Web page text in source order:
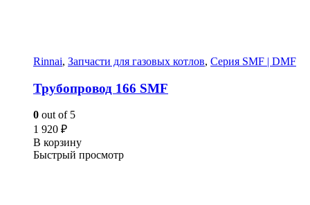
Rinnai, Запчасти для газовых котлов, Серия SMF | DMF
Трубопровод 166 SMF
0 out of 5
1 920 ₽
В корзину
Быстрый просмотр